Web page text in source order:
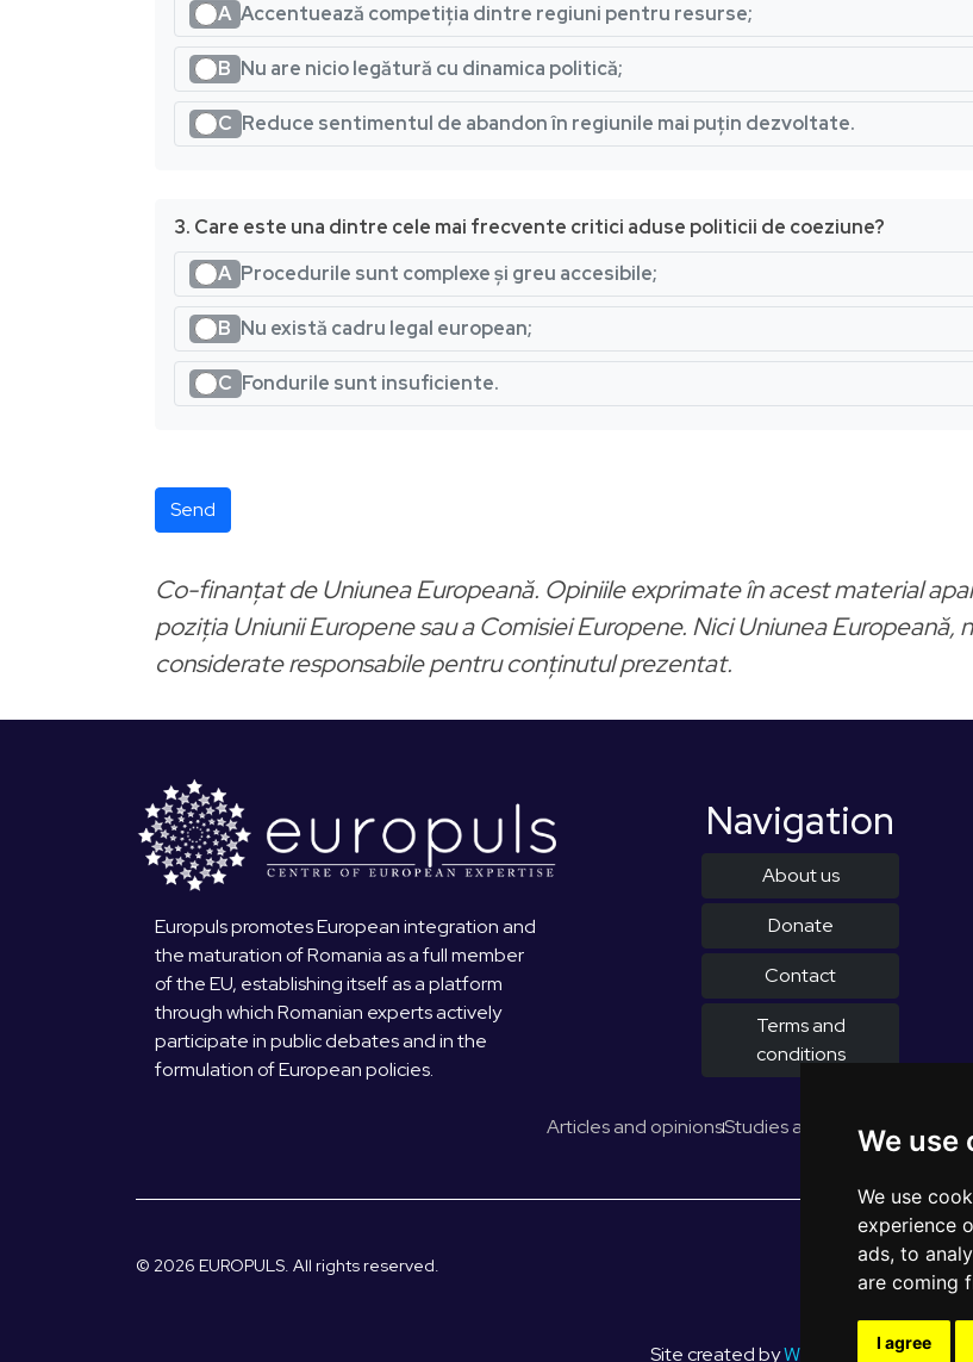
We use
We use
experience
ads, to
are coming
I agree
A Accentuează competiția dintre regiuni pentru resurse;
B Nu are nicio legătură cu dinamica politică;
C Reduce sentimentul de abandon în regiunile mai puțin dezvoltate.
3. Care este una dintre cele mai frecvente critici aduse politicii de coeziune?
A Procedurile sunt complexe și greu accesibile;
B Nu există cadru legal european;
C Fondurile sunt insuficiente.
Send
Co-finanțat de Uniunea Europeană. Opiniile exprimate în acest material
poziția Uniunii Europene sau a Comisiei Europene. Nici Uniunea
considerate responsabile pentru conținutul prezentat.
Europuls promotes European integration and
the maturation of Romania as a full member
of the EU, establishing itself as a platform
through which Romanian experts actively
participate in public debates and in the
formulation of European policies.
Navigation
About us
Donate
Contact
Terms and
conditions
Articles and opinionsStudies and reports
© 2026 EUROPULS. All rights reserved.
Site created byWebShop Solutions